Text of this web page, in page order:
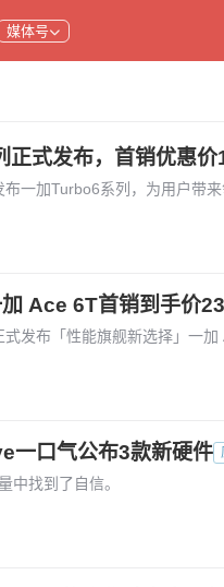
媒体号
正式发布，首销优惠价
一加Turbo6系列，为用户带来
Ace 6T首销到手价
发布「性能旗舰新选择」一加
一口气公布3款新硬件
中找到了自信。